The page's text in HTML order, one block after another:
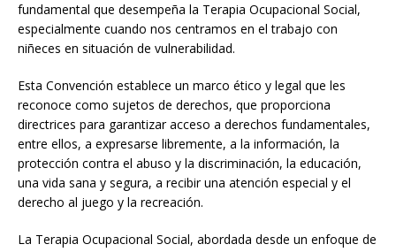
fundamental que desempeña la Terapia Ocupacional Social,
especialmente cuando nos centramos en el trabajo con
niñeces en situación de vulnerabilidad.
Esta Convención establece un marco ético y legal que les
reconoce como sujetos de derechos, que proporciona
directrices para garantizar acceso a derechos fundamentales,
entre ellos, a expresarse libremente, a la información, la
protección contra el abuso y la discriminación, la educación,
una vida sana y segura, a recibir una atención especial y el
derecho al juego y la recreación.
La Terapia Ocupacional Social, abordada desde un enfoque de